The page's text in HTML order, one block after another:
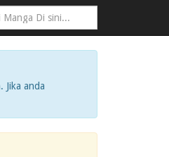
Jika anda